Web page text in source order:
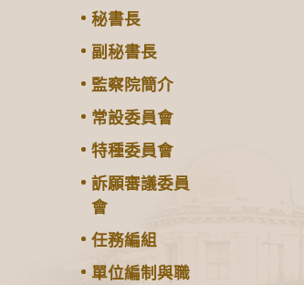
秘書長
副秘書長
監察院簡介
常設委員會
特種委員會
訴願審議委員
會
任務編組
單位編制與職